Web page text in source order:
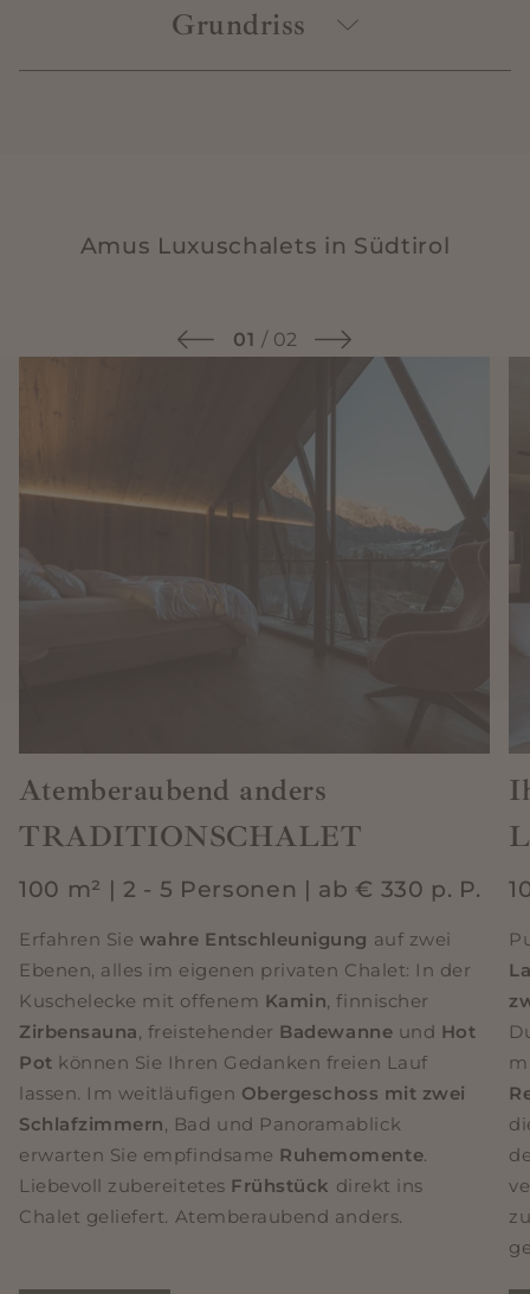
Kochnische mit Kaffe- und Teeecke
Grundriss
Amus Luxuschalets in Südtirol
Atemberaubend anders
TRADITIONSCHALET
100 m² | 2 - 5 Personen | ab € 330 p. P.
Erfahren Sie wahre Entschleunigung auf zwei
Ebenen, alles im eigenen privaten Chalet: In der
Kuschelecke mit offenem Kamin, finnischer
Zirbensauna, freistehender Badewanne und Hot
Pot können Sie Ihren Gedanken freien Lauf
lassen. Im weitläufigen Obergeschoss mit zwei
Schlafzimmern, Bad und Panoramablick
erwarten Sie empfindsame Ruhemomente.
Liebevoll zubereitetes Frühstück direkt ins
Chalet geliefert. Atemberaubend anders.
01 / 02